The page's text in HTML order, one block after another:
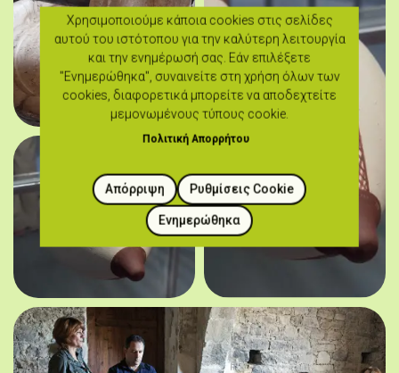
Χρησιμοποιούμε κάποια cookies στις σελίδες
αυτού του ιστότοπου για την καλύτερη λειτουργία
και την ενημέρωσή σας. Εάν επιλέξετε
"Ενημερώθηκα", συναινείτε στη χρήση όλων των
cookies, διαφορετικά μπορείτε να αποδεχτείτε
μεμονωμένους τύπους cookie.
Πολιτική Απορρήτου
Ρυθμίσεις Cookie
Απόρριψη
Ενημερώθηκα